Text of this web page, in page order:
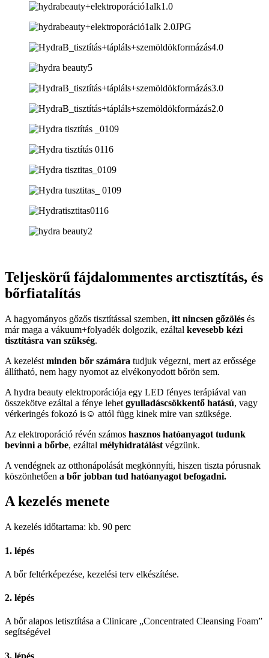
Teljeskörű fájdalommentes arctisztítás, és
bőrfiatalítás
A hagyományos gőzős tisztítással szemben, itt nincsen gőzölés és
már maga a vákuum+folyadék dolgozik, ezáltal kevesebb kézi
tisztításra van szükség.
A kezelést minden bőr számára tudjuk végezni, mert az erőssége
állítható, nem hagy nyomot az elvékonyodott bőrön sem.
A hydra beauty elektroporációja egy LED fényes terápiával van
összekötve ezáltal a fénye lehet gyulladáscsökkentő hatású, vagy
vérkeringés fokozó is☺ attól függ kinek mire van szüksége.
Az elektroporáció révén számos hasznos hatóanyagot tudunk
bevinni a bőrbe, ezáltal mélyhidratálást végzünk.
A vendégnek az otthonápolását megkönnyíti, hiszen tiszta pórusnak
köszönhetően a bőr jobban tud hatóanyagot befogadni.
A kezelés menete
A kezelés időtartama: kb. 90 perc
1. lépés
A bőr feltérképezése, kezelési terv elkészítése.
2. lépés
A bőr alapos letisztítása a Clinicare „Concentrated Cleansing Foam”
segítségével
3. lépés